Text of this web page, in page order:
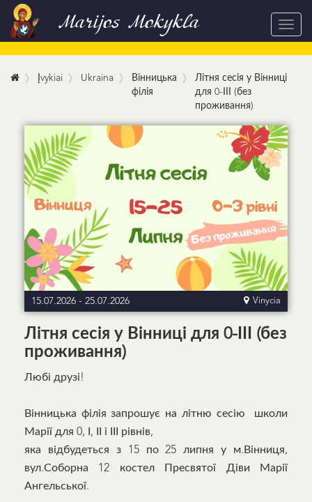
Marijos Mokykla
Įvykiai Ukraina
Вінницька
філія
Літня сесія у Вінниці
для 0-ІІІ (без
проживання)
15.07.2026 - 25.07.2026 Vinycia
Літня сесія у Вінниці для 0-ІІІ (без
проживання)
Любі друзі!
Вінницька філія запрошує на літню сесію школи
Марії для 0, І, ІІ і ІІІ рівнів,
яка відбудеться з 15 по 25 липня у м.Вінниця,
вул.Соборна 12 костел Пресвятої Діви Марії
Ангельської.